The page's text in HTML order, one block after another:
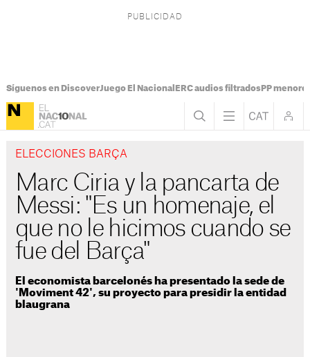
Síguenos en DiscoverJuego El Nacional ERC audios filtradosPP
ELECCIONES BARÇA
Marc Ciria y la pancarta de
Messi: "Es un homenaje, el
que no le hicimos cuando se
fue del Barça"
El economista barcelonés ha presentado la sede de
'Moviment 42', su proyecto para presidir la entidad
blaugrana